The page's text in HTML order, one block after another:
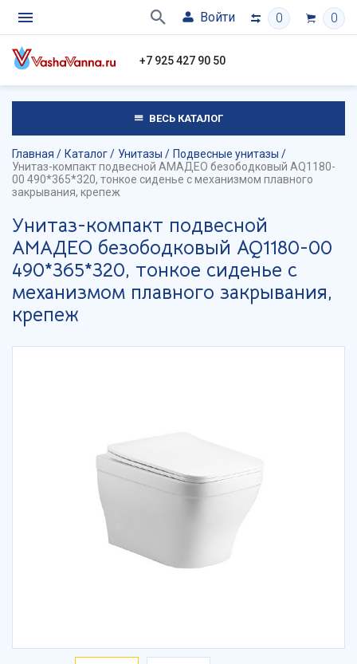
Войти 0 0
+7 925 427 90 50
ВЕСЬ КАТАЛОГ
Главная Каталог Унитазы
Подвесные унитазы
Унитаз-компакт подвесной АМАДЕО безободковый AQ1180-
00 490*365*320, тонкое сиденье с механизмом плавного
закрывания, крепеж
Унитаз-компакт подвесной
АМАДЕО безободковый AQ1180-00
490*365*320, тонкое сиденье с
механизмом плавного закрывания,
крепеж